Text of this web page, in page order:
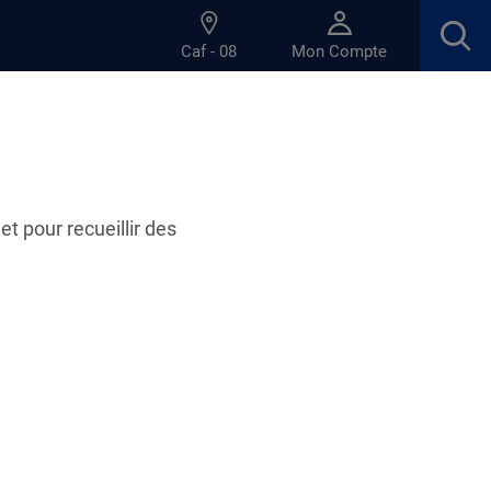
pour recueillir des
Caf - 08 Mon Compte